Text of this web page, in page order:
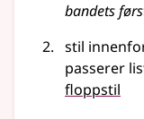
bandets
stil
passerer
floppstil